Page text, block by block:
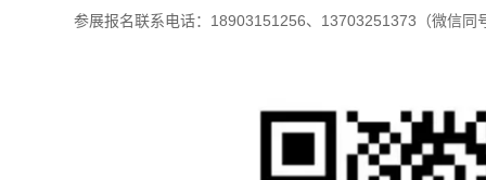
参展报名联系电话：18903151256、13703251373（微信同